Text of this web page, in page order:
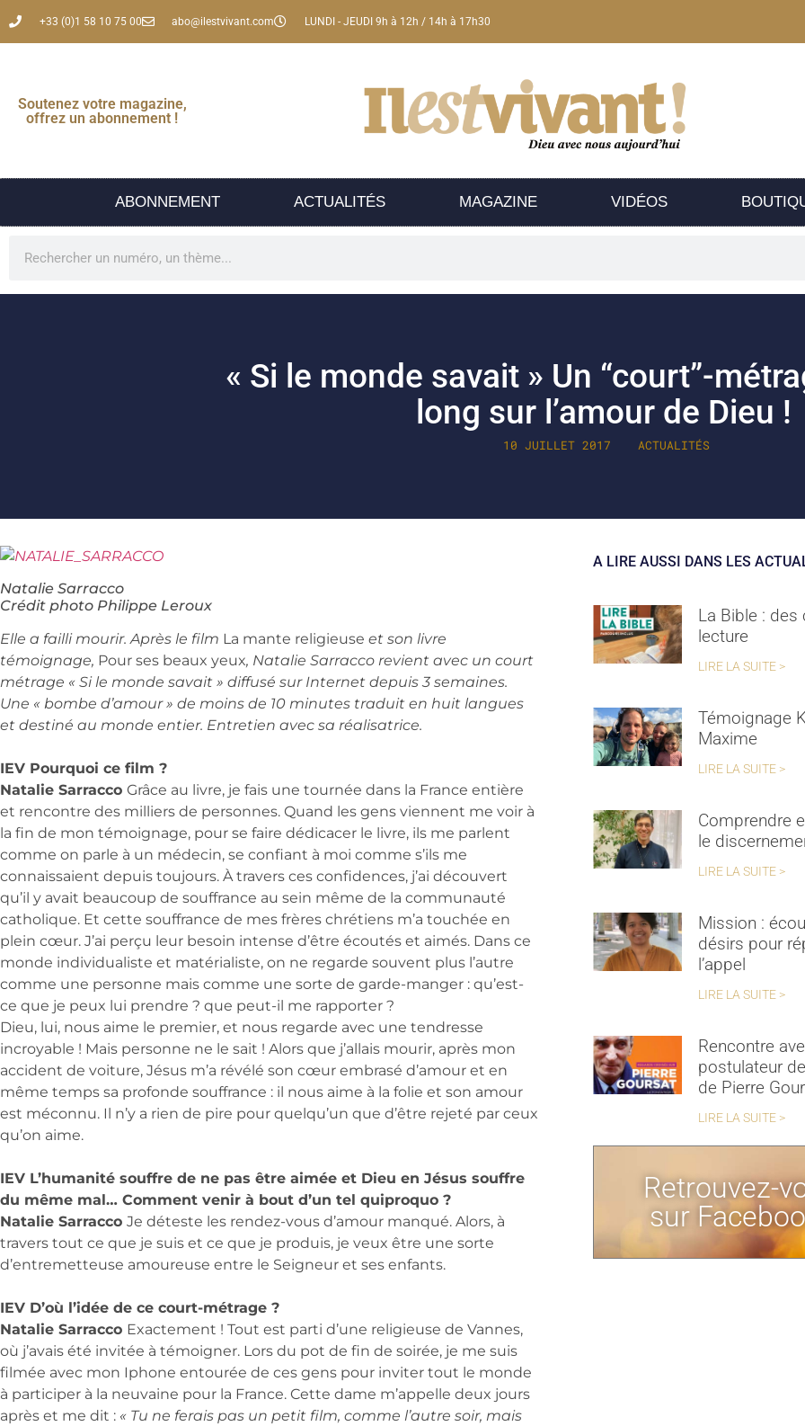
+33 (0)1 58 10 75 00 abo@ilestvivant.com LUNDI - JEUDI 9h à 12h / 14h à 17h30
Soutenez votre magazine,
offrez un abonnement !
ABONNEMENT ACTUALITÉS MAGAZINE VIDÉOS
« Si le monde savait » Un “court”-
long sur l’amour de Dieu !
10 JUILLET 2017 ACTUALITÉS
Natalie Sarracco
Crédit photo Philippe Leroux
Elle a failli mourir. Après le film La mante religieuse et son livre
témoignage, Pour ses beaux yeux, Natalie Sarracco revient avec un court
métrage « Si le monde savait » diffusé sur Internet depuis 3 semaines.
Une « bombe d’amour » de moins de 10 minutes traduit en huit langues
et destiné au monde entier. Entretien avec sa réalisatrice.
IEV Pourquoi ce film ?
Natalie Sarracco Grâce au livre, je fais une tournée dans la France entière
et rencontre des milliers de personnes. Quand les gens viennent me voir à
la fin de mon témoignage, pour se faire dédicacer le livre, ils me parlent
comme on parle à un médecin, se confiant à moi comme s’ils me
connaissaient depuis toujours. À travers ces confidences, j’ai découvert
qu’il y avait beaucoup de souffrance au sein même de la communauté
catholique. Et cette souffrance de mes frères chrétiens m’a touchée en
plein cœur. J’ai perçu leur besoin intense d’être écoutés et aimés. Dans ce
monde individualiste et matérialiste, on ne regarde souvent plus l’autre
comme une personne mais comme une sorte de garde-manger : qu’est-
ce que je peux lui prendre ? que peut-il me rapporter ?
Dieu, lui, nous aime le premier, et nous regarde avec une tendresse
incroyable ! Mais personne ne le sait ! Alors que j’allais mourir, après mon
accident de voiture, Jésus m’a révélé son cœur embrasé d’amour et en
même temps sa profonde souffrance : il nous aime à la folie et son amour
est méconnu. Il n’y a rien de pire pour quelqu’un que d’être rejeté par ceux
qu’on aime.
IEV L’humanité souffre de ne pas être aimée et Dieu en Jésus souffre
du même mal… Comment venir à bout d’un tel quiproquo ?
Natalie Sarracco Je déteste les rendez-vous d’amour manqué. Alors, à
travers tout ce que je suis et ce que je produis, je veux être une sorte
d’entremetteuse amoureuse entre le Seigneur et ses enfants.
IEV D’où l’idée de ce court-métrage ?
Natalie Sarracco Exactement ! Tout est parti d’une religieuse de Vannes,
où j’avais été invitée à témoigner. Lors du pot de fin de soirée, je me suis
filmée avec mon Iphone entourée de ces gens pour inviter tout le monde
à participer à la neuvaine pour la France. Cette dame m’appelle deux jours
après et me dit : « Tu ne ferais pas un petit film, comme l’autre soir, mais
A LIRE AUSSI DANS LES
La Bible : des
lecture
LIRE LA SUITE >
Témoignage
Maxime
LIRE LA SUITE >
Comprendre
le
LIRE LA SUITE >
Mission :
désirs pour
l’appel
LIRE LA SUITE >
Rencontre
postulateur
de Pierre
LIRE LA SUITE >
Retrouvez-
sur